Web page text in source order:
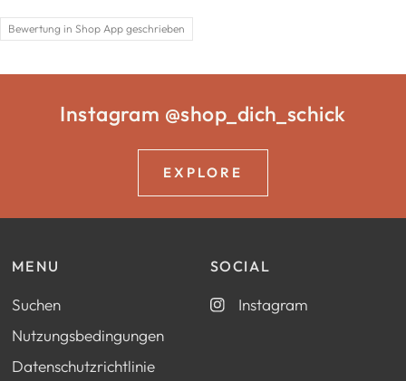
Bewertung in Shop App geschrieben
Instagram @shop_dich_schick
EXPLORE
MENU
Suchen
Nutzungsbedingungen
Datenschutzrichtlinie
SOCIAL
Instagram